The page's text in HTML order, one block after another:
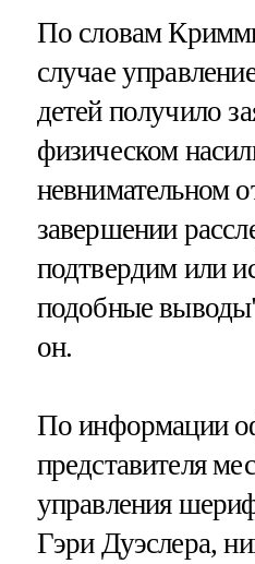
По словам
случае
детей получило
физическом
невнимательном
завершении
подтвердим или
подобные
он.
По информации
представителя
управления
Гэри Дуэслера,